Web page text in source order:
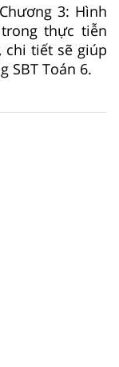
3: Hình
thực tiễn
chi tiết sẽ giúp
SBT Toán 6.